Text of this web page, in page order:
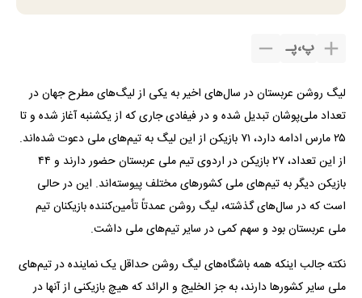
پ،پـ
لیگ روشن عربستان در سال‌های اخیر به یکی از لیگ‌های مطرح جهان در
تعداد ملی‌پوشان تبدیل شده و در فیفادی جاری که از یکشنبه آغاز شده و تا
۲۵ مارس ادامه دارد، ۷۱ بازیکن از این لیگ به تیم‌های ملی دعوت شده‌اند.
از این تعداد، ۲۷ بازیکن در اردوی تیم ملی عربستان حضور دارند و ۴۴
بازیکن دیگر به تیم‌های ملی کشور‌های مختلف پیوسته‌اند. این در حالی
است که در سال‌های گذشته، لیگ روشن عمدتاً تأمین‌کننده بازیکنان تیم
ملی عربستان بود و سهم کمی در سایر تیم‌های ملی داشت.
نکته جالب اینکه همه باشگاه‌های لیگ روشن حداقل یک نماینده در تیم‌های
ملی سایر کشور‌ها دارند، به جز الخلیج و الرائد که هیچ بازیکنی از آنها در